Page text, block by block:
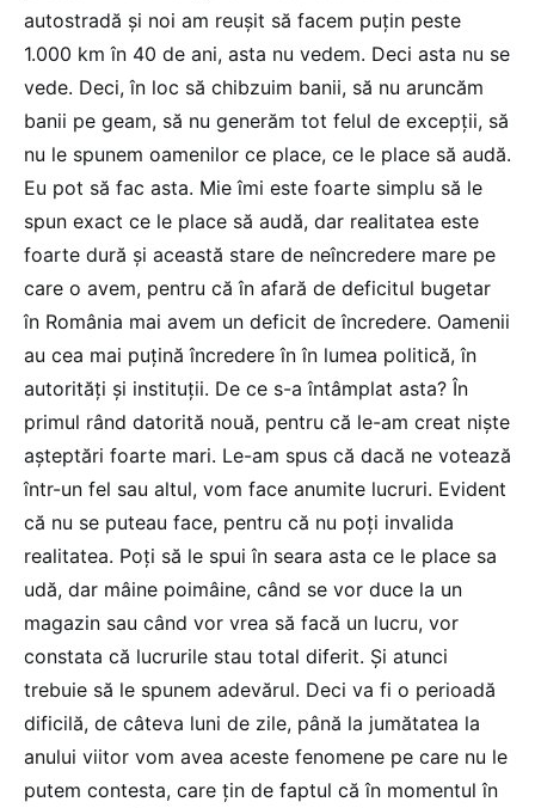
autostradă și noi am reușit să facem puțin peste
1.000 km în 40 de ani, asta nu vedem. Deci asta nu se
vede. Deci, în loc să chibzuim banii, să nu aruncăm
banii pe geam, să nu generăm tot felul de excepții, să
nu le spunem oamenilor ce place, ce le place să audă.
Eu pot să fac asta. Mie îmi este foarte simplu să le
spun exact ce le place să audă, dar realitatea este
foarte dură și această stare de neîncredere mare pe
care o avem, pentru că în afară de deficitul bugetar
în România mai avem un deficit de încredere. Oamenii
au cea mai puțină încredere în în lumea politică, în
autorități și instituții. De ce s-a întâmplat asta? În
primul rând datorită nouă, pentru că le-am creat niște
așteptări foarte mari. Le-am spus că dacă ne votează
într-un fel sau altul, vom face anumite lucruri. Evident
că nu se puteau face, pentru că nu poți invalida
realitatea. Poți să le spui în seara asta ce le place sa
udă, dar mâine poimâine, când se vor duce la un
magazin sau când vor vrea să facă un lucru, vor
constata că lucrurile stau total diferit. Și atunci
trebuie să le spunem adevărul. Deci va fi o perioadă
dificilă, de câteva luni de zile, până la jumătatea la
anului viitor vom avea aceste fenomene pe care nu le
putem contesta, care țin de faptul că în momentul în